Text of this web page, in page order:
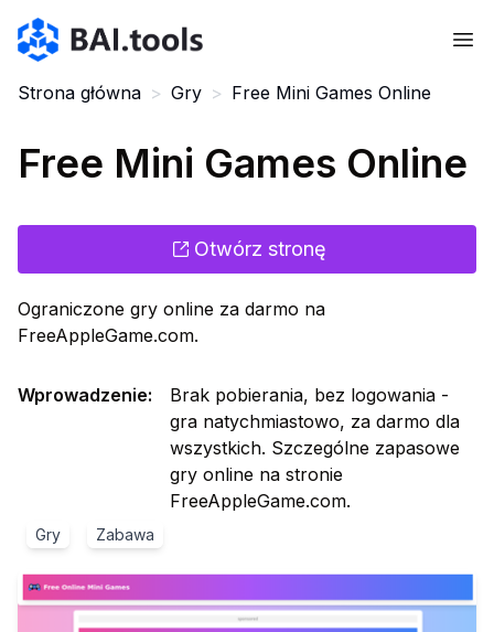
Bai.tools
Strona główna > Gry > Free Mini Games Online
Free Mini Games Online
Otwórz stronę
Ograniczone gry online za darmo na
FreeAppleGame.com.
Wprowadzenie:
Brak pobierania, bez logowania -
gra natychmiastowo, za darmo dla
wszystkich. Szczególne zapasowe
gry online na stronie
FreeAppleGame.com.
Gry Zabawa